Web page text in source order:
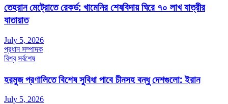
তেহরান মেট্রোতে রেকর্ড: খামেনির শেষবিদায় ঘিরে ৭০ লাখ যাত্রীর
যাতায়াত
July 5, 2026
প্রধান সম্পাদক
বিশ্ব সর্বশেষ
হরমুজ প্রণালিতে বিশেষ সুবিধা পাবে চীনসহ বন্ধু দেশগুলো: ইরান
July 5, 2026